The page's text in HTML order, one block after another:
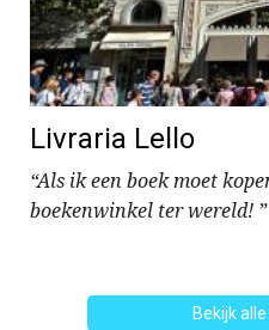
Livraria Lello
“Als ik een boek moet
boekenwinkel ter wereld! ”
Bekijk